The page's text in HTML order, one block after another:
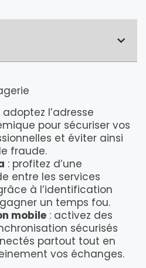
adoptez l’adresse
pour sécuriser vos
et éviter ainsi
fraude.
: profitez d’une
entre les services
à l’identification
un temps fou.
mobile : activez des
sécurisés
partout tout en
vos échanges.